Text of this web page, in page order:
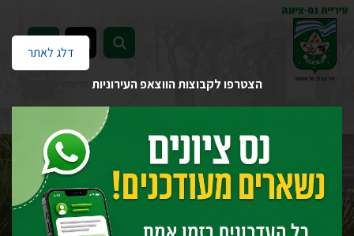
הצטרפו לקבוצות הווצאפ העירוניות
דלג לאתר EN